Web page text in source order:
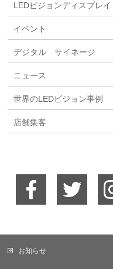
当サイトではCookieを使用し
シーポリ
LEDビジョンディスプレイ
イベント
デジタル サイネージ
ニュース
世界のLEDビジョン事例
店舗集客
お知らせ